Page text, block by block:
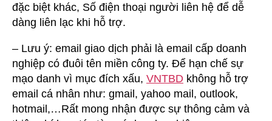
đặc biệt khác, Số điện thoại người liên hệ để dễ
dàng liên lạc khi hỗ trợ.
– Lưu ý: email giao dịch phải là email cấp doanh
nghiệp có đuôi tên miền công ty. Để hạn chế sự
mạo danh vì mục đích xấu, VNTBD không hỗ trợ
email cá nhân như: gmail, yahoo mail, outlook,
hotmail,…Rất mong nhận được sự thông cảm và